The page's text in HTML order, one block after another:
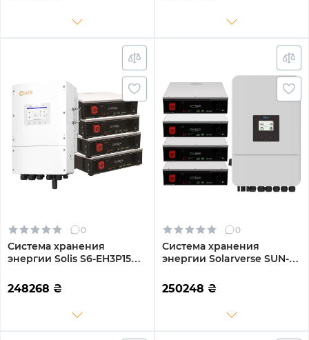
6000 циклов
6000 циклов
0
Система хранения
энергии Solis S6-EH3P15K-
20.48kWh 4BAT LiFePO4
6000 циклов
248268 ₴
0
Система хранения
энергии Solarverse SUN-
4DY20.48K-LFP-W 14kW
20.48kWh 4BAT LiFePO4
250248 ₴